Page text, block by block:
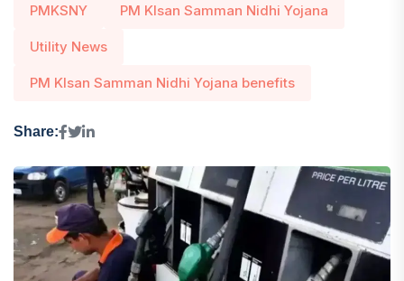
PMKSNY PM KIsan Samman Nidhi Yojana
Utility News
PM KIsan Samman Nidhi Yojana benefits
Share: